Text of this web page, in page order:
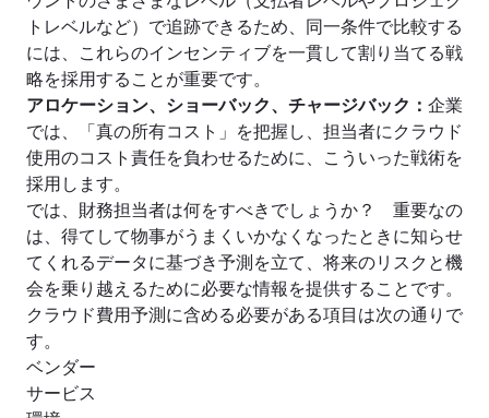
トレベルなど）で追跡できるため、同一条件で比較する
には、これらのインセンティブを一貫して割り当てる戦
略を採用することが重要です。
アロケーション、ショーバック、チャージバック： 企業
では、「真の所有コスト」を把握し、担当者にクラウド
使用のコスト責任を負わせるために、こういった戦術を
採用します。
では、財務担当者は何をすべきでしょうか？ 重要なの
は、得てして物事がうまくいかなくなったときに知らせ
てくれるデータに基づき予測を立て、将来のリスクと機
会を乗り越えるために必要な情報を提供することです。
クラウド費用予測に含める必要がある項目は次の通りで
す。
ベンダー
サービス